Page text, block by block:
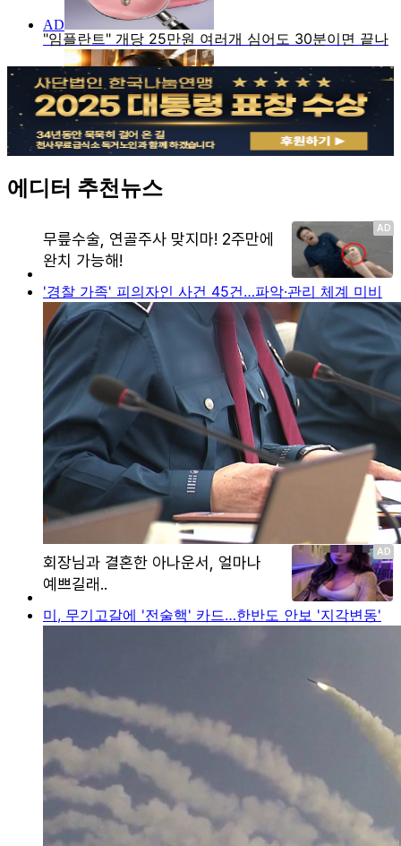
에디터 추천뉴스
'경찰 가족' 피의자인 사건 45건…파악·관리 체계 미비
미, 무기고갈에 '전술핵' 카드…한반도 안보 '지각변동'